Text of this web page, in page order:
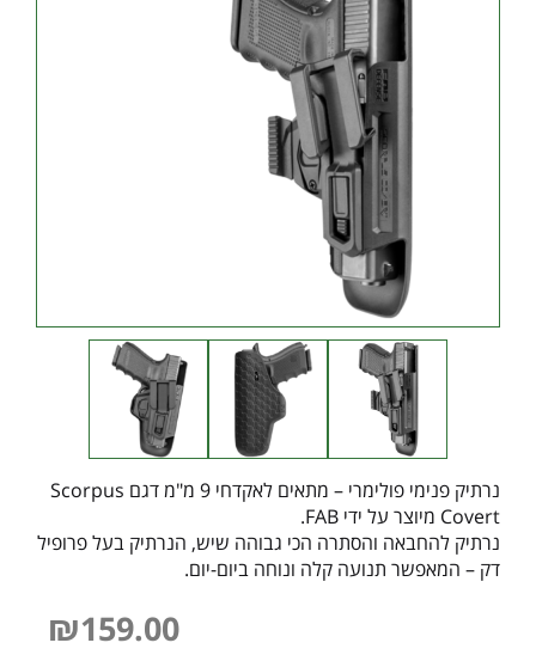
נרתיק פנימי פולימרי – מתאים לאקדחי 9 מ"מ דגם Scorpus
Covert מיוצר על ידי FAB.
נרתיק להחבאה והסתרה הכי גבוהה שיש, הנרתיק בעל פרופיל
דק – המאפשר תנועה קלה ונוחה ביום-יום.
₪159.00